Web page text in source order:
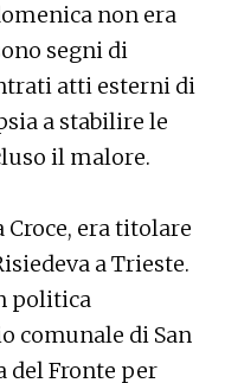
non era
segni di
atti esterni di
a stabilire le
il malore.
era titolare
a Trieste.
politica
comunale di San
del Fronte per